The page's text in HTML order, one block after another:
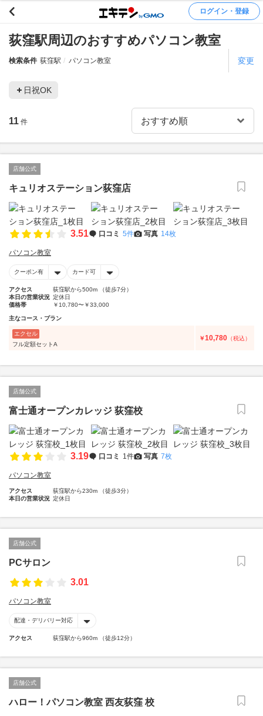
ログイン・登録
荻窪駅周辺のおすすめパソコン教室
検索条件 荻窪駅 パソコン教室 変更
日祝OK
11 件
店舗公式
キュリオステーション荻窪店
3.51 口コミ 5件 写真 14枚
パソコン教室
クーポン有 カード可
アクセス
荻窪駅から500m （徒歩7分）
本日の営業状況 定休日
価格帯
￥10,780〜￥33,000
主なコース・プラン
エクセル
フル定額セットA
￥10,780 （税込）
店舗公式
富士通オープンカレッジ 荻窪校
3.19 口コミ 1件 写真 7枚
パソコン教室
アクセス
荻窪駅から230m （徒歩3分）
本日の営業状況 定休日
店舗公式
PCサロン
3.01
パソコン教室
配達・デリバリー対応
アクセス 荻窪駅から960m （徒歩12分）
店舗公式
ハロー！パソコン教室 西友荻窪 校